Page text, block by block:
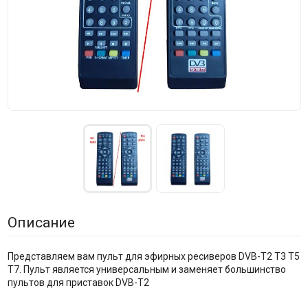
Описание
Представляем вам пульт для эфирных ресиверов DVB-T2 T3 T5
T7. Пульт является универсальным и заменяет большинство
пультов для приставок DVB-T2